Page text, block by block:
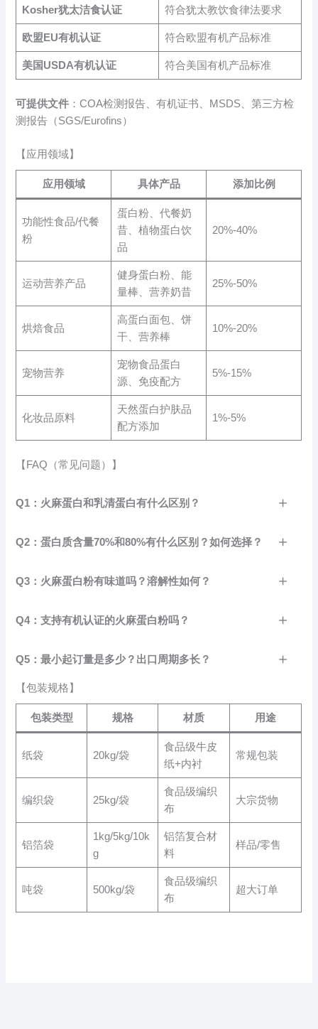
Kosher犹太洁食认证 符合犹太教饮食律法要求
欧盟EU有机认证 符合欧盟有机产品标准
美国USDA有机认证 符合美国有机产品标准
可提供文件 ：COA检测报告、有机证书、MSDS、第三方检
测报告（SGS/Eurofins）
【应用领域】
应用领域 具体产品 添加比例
功能性食品/代餐
粉
蛋白粉、代餐奶
昔、植物蛋白饮
品
20%-40%
运动营养产品
健身蛋白粉、能
量棒、营养奶昔
25%-50%
烘焙食品
高蛋白面包、饼
干、营养棒
10%-20%
宠物营养
宠物食品蛋白
源、免疫配方
5%-15%
化妆品原料
天然蛋白护肤品
配方添加
1%-5%
【FAQ（常见问题）】
Q1：火麻蛋白和乳清蛋白有什么区别？
Q2：蛋白质含量70%和80%有什么区别？如何选择？
Q3：火麻蛋白粉有味道吗？溶解性如何？
Q4：支持有机认证的火麻蛋白粉吗？
Q5：最小起订量是多少？出口周期多长？
【包装规格】
包装类型 规格 材质 用途
纸袋 20kg/袋
食品级牛皮
纸+内衬
常规包装
编织袋 25kg/袋
食品级编织
布
大宗货物
铝箔袋
1kg/5kg/10k
g
铝箔复合材
料
样品/零售
吨袋 500kg/袋
食品级编织
布
超大订单